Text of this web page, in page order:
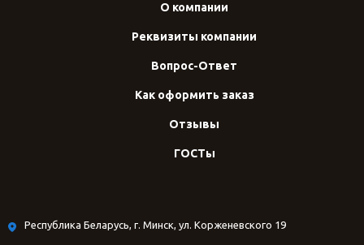
О компании
Реквизиты компании
Вопрос-Ответ
Как оформить заказ
Отзывы
ГОСТы
Республика Беларусь, г. Минск, ул. Корженевского 19